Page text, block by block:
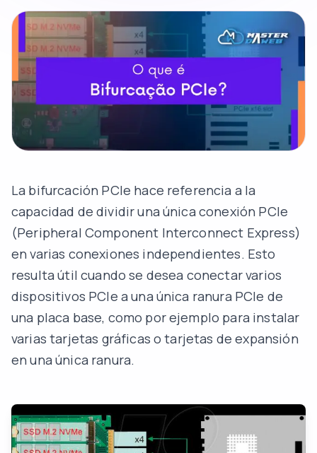
La bifurcación PCIe hace referencia a la
capacidad de dividir una única conexión PCIe
(Peripheral Component Interconnect Express)
en varias conexiones independientes. Esto
resulta útil cuando se desea conectar varios
dispositivos PCIe a una única ranura PCIe de
una placa base, como por ejemplo para instalar
varias tarjetas gráficas o tarjetas de expansión
en una única ranura.